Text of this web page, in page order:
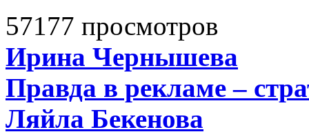
57177 просмотров
Ирина Чернышева
Правда в рекламе –
Ляйла Бекенова